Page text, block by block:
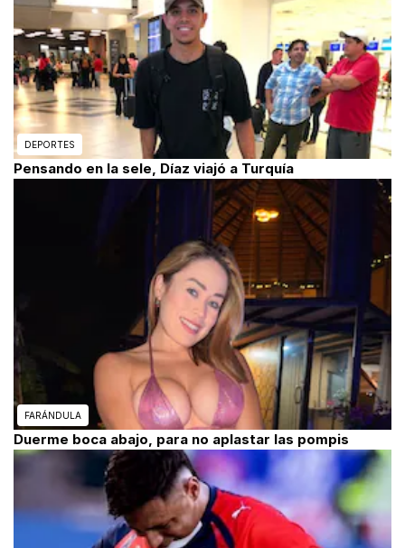
DEPORTES
Pensando en la sele, Díaz viajó a Turquía
FARÁNDULA
Duerme boca abajo, para no aplastar las pompis